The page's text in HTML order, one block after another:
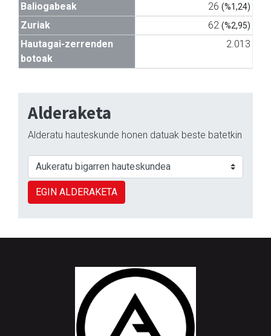
Baliogabeak
26 (%1,24)
Zuriak 62 (%2,95)
Hautagai-zerrenden
botoak
2.013
Alderaketa
Alderatu hauteskunde honen datuak beste batetkin
EGIN ALDERAKETA